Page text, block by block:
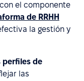
el componente
de RRHH
la gestión y
perfiles de
las